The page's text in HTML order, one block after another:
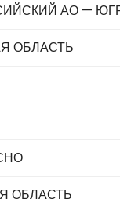
АО —
ОБЛАСТЬ
ОБЛАСТЬ